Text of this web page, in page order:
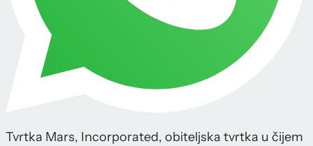
Tvrtka Mars, Incorporated, obiteljska tvrtka u čijem